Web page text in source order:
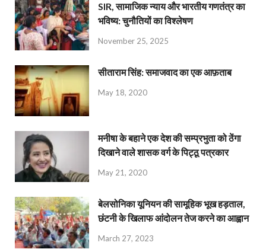
SIR, सामाजिक न्याय और भारतीय गणतंत्र का
भविष्य: चुनौतियों का विश्लेषण
November 25, 2025
सीताराम सिंह: समाजवाद का एक आफ़ताब
May 18, 2020
मनीषा के बहाने एक देश की सम्प्रभुता को ठेंगा
दिखाने वाले शासक वर्ग के पिट्ठू पत्रकार
May 21, 2020
बेलसोनिका यूनियन की सामूहिक भूख हड़ताल,
छंटनी के खिलाफ आंदोलन तेज करने का आह्वान
March 27, 2023